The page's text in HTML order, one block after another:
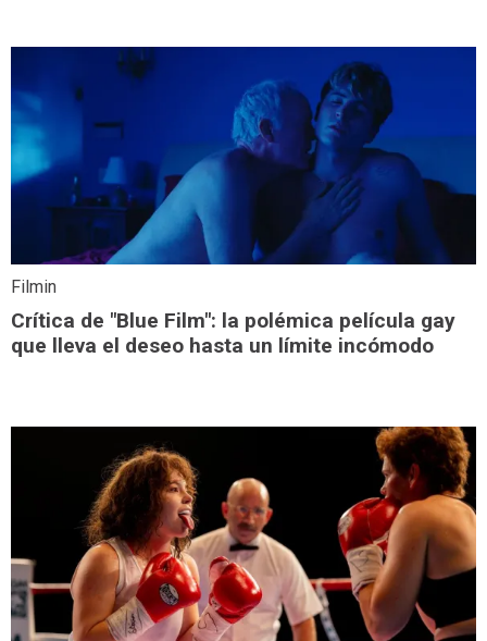
Filmin
Crítica de "Blue Film": la polémica película gay
que lleva el deseo hasta un límite incómodo